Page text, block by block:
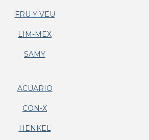
FRU Y VEU
LIM-MEX
SAMY
ACUARIO
CON-X
HENKEL